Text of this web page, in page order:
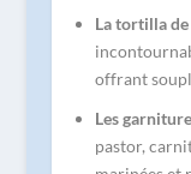
La tortilla
offrant
Les
pastor,